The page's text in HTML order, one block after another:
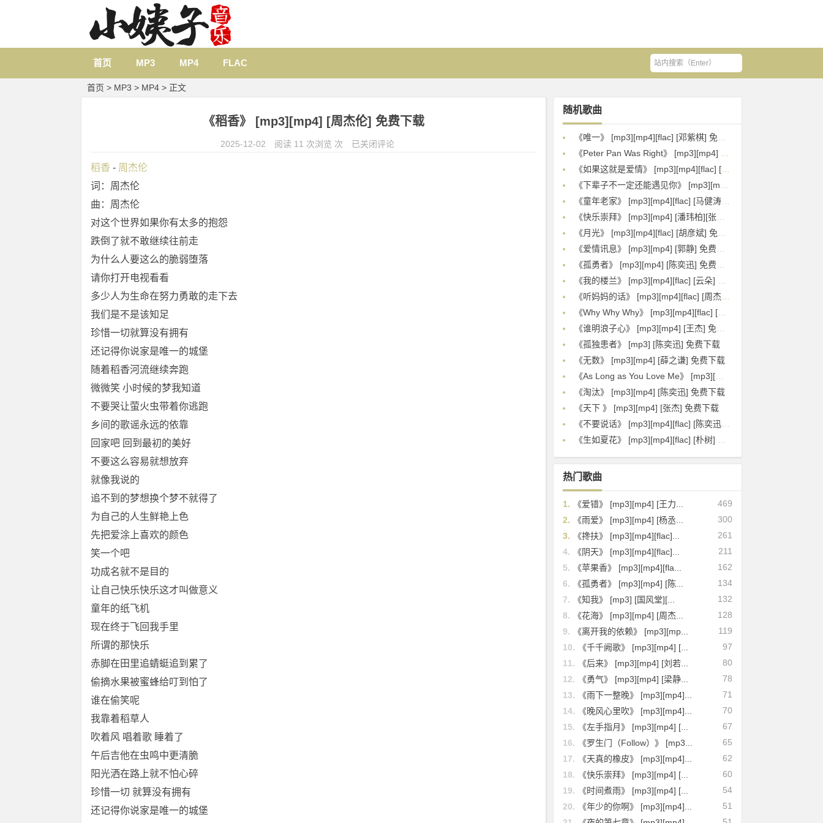
首页 MP3 MP4 FLAC
首页 > MP3 > MP4 > 正文
《稻香》 [mp3][mp4] [周杰伦] 免费下载
2025-12-02 阅读 11 次浏览 次 已关闭评论
稻香 - 周杰伦
词：周杰伦
曲：周杰伦
对这个世界如果你有太多的抱怨
跌倒了就不敢继续往前走
为什么人要这么的脆弱堕落
请你打开电视看看
多少人为生命在努力勇敢的走下去
我们是不是该知足
珍惜一切就算没有拥有
还记得你说家是唯一的城堡
随着稻香河流继续奔跑
微微笑 小时候的梦我知道
不要哭让萤火虫带着你逃跑
乡间的歌谣永远的依靠
回家吧 回到最初的美好
不要这么容易就想放弃
就像我说的
追不到的梦想换个梦不就得了
为自己的人生鲜艳上色
先把爱涂上喜欢的颜色
笑一个吧
功成名就不是目的
让自己快乐快乐这才叫做意义
童年的纸飞机
现在终于飞回我手里
所谓的那快乐
赤脚在田里追蜻蜓追到累了
偷摘水果被蜜蜂给叮到怕了
谁在偷笑呢
我靠着稻草人
吹着风 唱着歌 睡着了
午后吉他在虫鸣中更清脆
阳光洒在路上就不怕心碎
珍惜一切 就算没有拥有
还记得你说家是唯一的城堡
随机歌曲
《唯一》 [mp3][mp4][flac] [邓紫棋] 免费下载
《Peter Pan Was Right》 [mp3][mp4] [Anson Seabra] 免费下载
《如果这就是爱情》 [mp3][mp4][flac] [张靓颖] 免费下载
《下辈子不一定还能遇见你》 [mp3][mp4][flac] [陈雅森] 免费下载
《童年老家》 [mp3][mp4][flac] [马健涛] 免费下载
《快乐崇拜》 [mp3][mp4] [潘玮柏][张韶涵] 免费下载
《月光》 [mp3][mp4][flac] [胡彦斌] 免费下载
《爱情讯息》 [mp3][mp4] [郭静] 免费下载
《孤勇者》 [mp3][mp4] [陈奕迅] 免费下载
《我的楼兰》 [mp3][mp4][flac] [云朵] 免费下载
《听妈妈的话》 [mp3][mp4][flac] [周杰伦] 免费下载
《Why Why Why》 [mp3][mp4][flac] [王嘉尔] 免费下载
《谁明浪子心》 [mp3][mp4] [王杰] 免费下载
《孤独患者》 [mp3] [陈奕迅] 免费下载
《无数》 [mp3][mp4] [薛之谦] 免费下载
《As Long as You Love Me》 [mp3][mp4][flac] [Backstreet Boys] 免费下载
《淘汰》 [mp3][mp4] [陈奕迅] 免费下载
《天下 》 [mp3][mp4] [张杰] 免费下载
《不要说话》 [mp3][mp4][flac] [陈奕迅] 免费下载
《生如夏花》 [mp3][mp4][flac] [朴树] 免费下载
热门歌曲
469
1.
《爱错》 [mp3][mp4] [王力...
300
2.
《雨爱》 [mp3][mp4] [杨丞...
261
3.
《搀扶》 [mp3][mp4][flac]...
211
4.
《阴天》 [mp3][mp4][flac]...
162
5.
《苹果香》 [mp3][mp4][fla...
134
6.
《孤勇者》 [mp3][mp4] [陈...
132
7.
《知我》 [mp3] [国风堂][...
128
8.
《花海》 [mp3][mp4] [周杰...
119
9.
《离开我的依赖》 [mp3][mp...
97
10.
《千千阙歌》 [mp3][mp4] [...
80
11.
《后来》 [mp3][mp4] [刘若...
78
12.
《勇气》 [mp3][mp4] [梁静...
71
13.
《雨下一整晚》 [mp3][mp4]...
70
14.
《晚风心里吹》 [mp3][mp4]...
67
15.
《左手指月》 [mp3][mp4] [...
65
16.
《罗生门（Follow）》 [mp3...
62
17.
《天真的橡皮》 [mp3][mp4]...
60
18.
《快乐崇拜》 [mp3][mp4] [...
54
19.
《时间煮雨》 [mp3][mp4] [...
51
20.
《年少的你啊》 [mp3][mp4]...